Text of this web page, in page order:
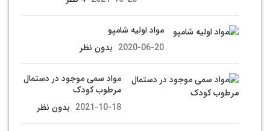
مواد اوليه شامپو
2020-06-20 بدون نظر
مواد سمی موجود در دستمال
مرطوب کودک
2021-10-18 بدون نظر